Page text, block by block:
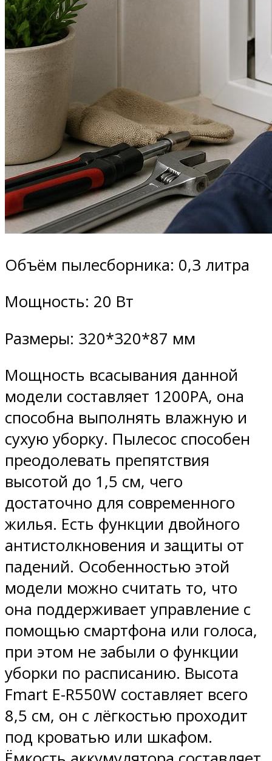
Объём пылесборника: 0,3 литра
Мощность: 20 Вт
Размеры: 320*320*87 мм
Мощность всасывания данной
модели составляет 1200PA, она
способна выполнять влажную и
сухую уборку. Пылесос способен
преодолевать препятствия
высотой до 1,5 см, чего
достаточно для современного
жилья. Есть функции двойного
антистолкновения и защиты от
падений. Особенностью этой
модели можно считать то, что
она поддерживает управление с
помощью смартфона или голоса,
при этом не забыли о функции
уборки по расписанию. Высота
Fmart E-R550W составляет всего
8,5 см, он с лёгкостью проходит
под кроватью или шкафом.